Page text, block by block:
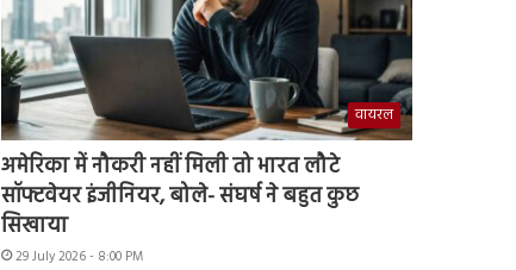
वायरल
अमेरिका में नौकरी नहीं मिली तो भारत लौटे
सॉफ्टवेयर इंजीनियर, बोले- संघर्ष ने बहुत कुछ
सिखाया
29 July 2026 - 8:00 PM